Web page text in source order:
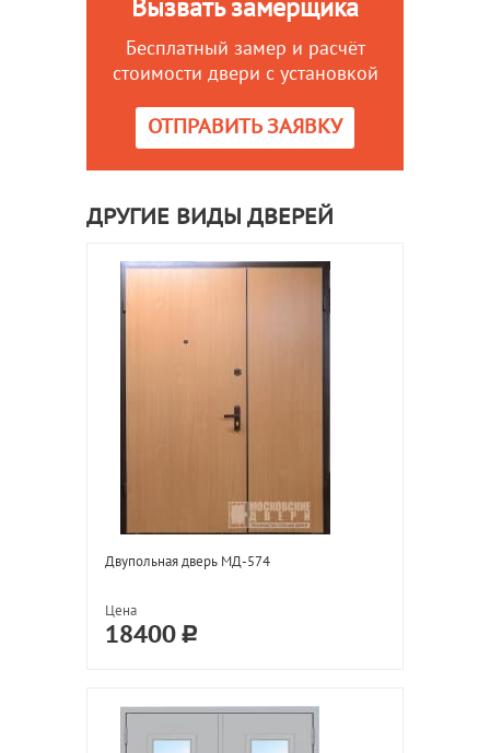
Вызвать замерщика
Бесплатный замер и расчёт
стоимости двери с установкой
ОТПРАВИТЬ ЗАЯВКУ
ДРУГИЕ ВИДЫ ДВЕРЕЙ
Двупольная дверь МД-574
Цена
18400